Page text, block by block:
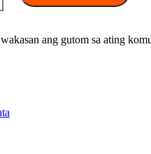
ang gutom sa ating